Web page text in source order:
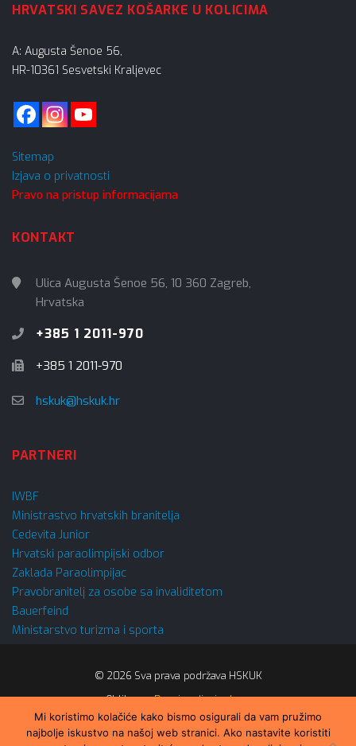
HRVATSKI SAVEZ KOŠARKE U KOLICIMA
A: Augusta Šenoe 56,
HR-10361 Sesvetski Kraljevec
Sitemap
Izjava o privatnosti
Pravo na pristup informacijama
KONTAKT
Ulica Augusta Šenoe 56, 10 360 Zagreb,
Hrvatska
+385 1 2011-970
+385 1 2011-970
hskuk@hskuk.hr
PARTNERI
IWBF
Ministrastvo hrvatskih branitelja
Cedevita Junior
Hrvatski paraolimpijski odbor
Zaklada Paraolimpijac
Pravobranitelj za osobe sa invaliditetom
Bauerfeind
Ministarstvo turizma i sporta
© 2026 Sva prava podržava HSKUK
OblikovaoDomino dizajn d.o.o.
ZAPRATI NAS:
Mi koristimo kolačiće kako bismo osigurali da vam pružimo
najbolje iskustvo na našoj web stranici. Ako nastavite koristiti